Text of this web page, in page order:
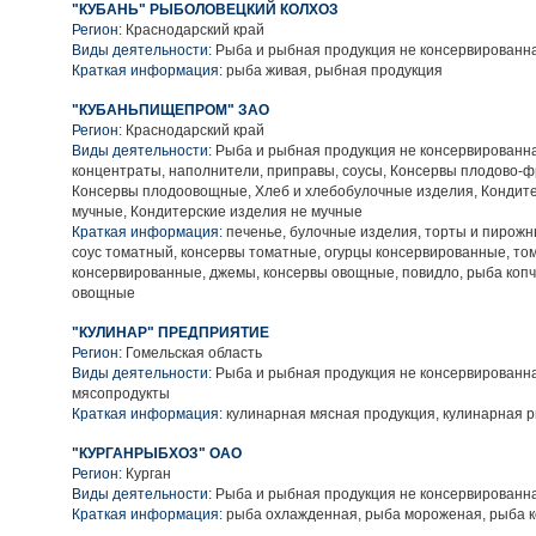
"КУБАНЬ" РЫБОЛОВЕЦКИЙ КОЛХОЗ
Регион: Краснодарский край
Виды деятельности: Рыба и рыбная продукция не
Краткая информация: рыба живая, рыбная продукция
"КУБАНЬПИЩЕПРОМ" ЗАО
Регион: Краснодарский край
Виды деятельности: Рыба и рыбная продукция не
концентраты, наполнители, приправы, соусы, Консервы плодово-
Консервы плодоовощные, Хлеб и хлебобулочные изделия,
мучные, Кондитерские изделия не мучные
Краткая информация: печенье, булочные изделия, торты и
соус томатный, консервы томатные, огурцы консервированные,
консервированные, джемы, консервы овощные, повидло, рыба
овощные
"КУЛИНАР" ПРЕДПРИЯТИЕ
Регион: Гомельская область
Виды деятельности: Рыба и рыбная продукция не
мясопродукты
Краткая информация: кулинарная мясная продукция, кулинарная
"КУРГАНРЫБХОЗ" ОАО
Регион: Курган
Виды деятельности: Рыба и рыбная продукция не
Краткая информация: рыба охлажденная, рыба мороженая, рыба